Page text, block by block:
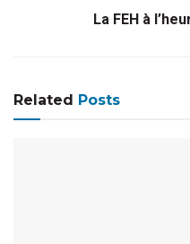
La FEH à
Related Posts